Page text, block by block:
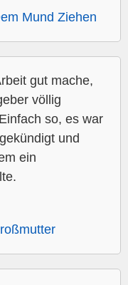
Mund Ziehen
gut mache,
völlig
so, es war
und
ein